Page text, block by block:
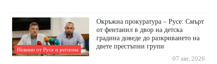
Новини от Русе и региона
Окръжна прокуратура – Русе: Смърт
от фентанил в двор на детска
градина доведе до разкриването на
двете престъпни групи
07 авг, 2026